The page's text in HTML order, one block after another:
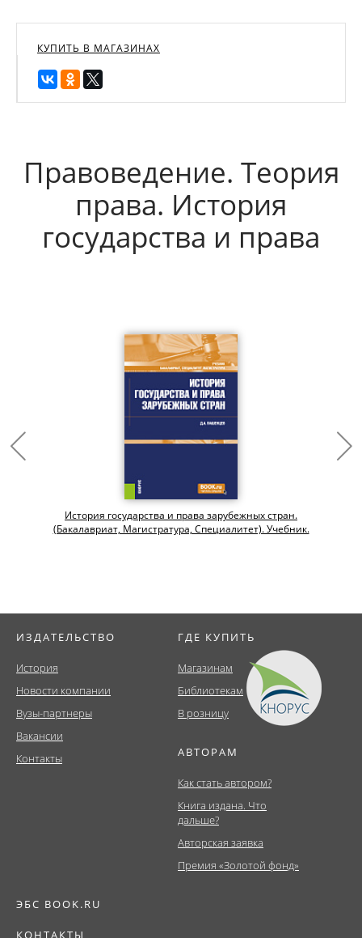
КУПИТЬ В МАГАЗИНАХ
Правоведение. Теория
права. История
государства и права
История государства и права зарубежных стран.
(Бакалавриат, Магистратура, Специалитет). Учебник.
ИЗДАТЕЛЬСТВО
История
Новости компании
Вузы-партнеры
Вакансии
Контакты
ГДЕ КУПИТЬ
Магазинам
Библиотекам
В розницу
АВТОРАМ
Как стать автором?
Книга издана. Что
дальше?
Авторская заявка
Премия «Золотой фонд»
ЭБС BOOK.RU
КОНТАКТЫ